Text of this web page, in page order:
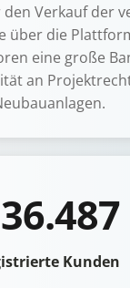
Verkauf der
über die
eine große
an
Kunden